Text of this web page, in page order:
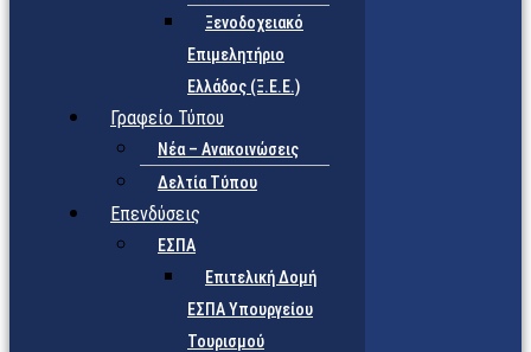
Ξενοδοχειακό
Επιμελητήριο
Ελλάδος (Ξ.Ε.Ε.)
Γραφείο Τύπου
Νέα – Ανακοινώσεις
Δελτία Τύπου
Επενδύσεις
ΕΣΠΑ
Επιτελική Δομή
ΕΣΠΑ Υπουργείου
Τουρισμού